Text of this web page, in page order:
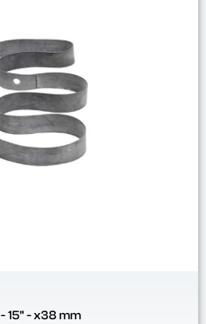
Pneu - Fond de jante - 15" - x38 mm